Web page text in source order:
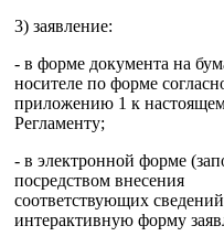
3) заявление:
- в форме документа на
носителе по форме
приложению 1 к
Регламенту;
- в электронной форме
посредством внесения
соответствующих
интерактивную форму